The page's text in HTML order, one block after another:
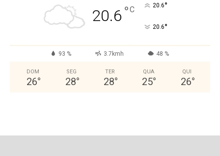
20.6 °C 20.6°
20.6°
93 % 3.7kmh 48 %
DOM
26°
SEG
28°
TER
28°
QUA
25°
QUI
26°